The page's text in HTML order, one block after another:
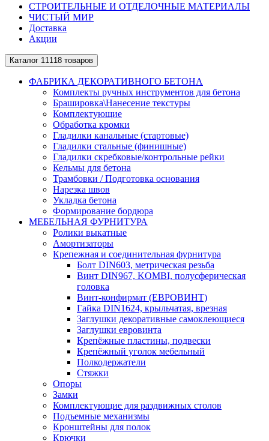
СТРОИТЕЛЬНЫЕ И ОТДЕЛОЧНЫЕ МАТЕРИАЛЫ
ЧИСТЫЙ МИР
Доставка
Акции
Каталог 11118 товаров
ФАБРИКА ДЕКОРАТИВНОГО БЕТОНА
Комплекты ручных инструментов для бетона
Брашировка\Нанесение текстуры
Комплектующие
Обработка кромки
Гладилки канальные (стартовые)
Гладилки стальные (финишные)
Гладилки скребковые/контрольные рейки
Кельмы для бетона
Трамбовки / Подготовка основания
Нарезка швов
Укладка бетона
Формирование бордюра
МЕБЕЛЬНАЯ ФУРНИТУРА
Ролики выкатные
Амортизаторы
Крепежная и соединительная фурнитура
Болт DIN603, метрическая резьба
Винт DIN967, KOMBI, полусферическая
головка
Винт-конфирмат (ЕВРОВИНТ)
Гайка DIN1624, крыльчатая, врезная
Заглушки декоративные самоклеющиеся
Заглушки евровинта
Крепёжные пластины, подвески
Крепёжный уголок мебельный
Полкодержатели
Стяжки
Опоры
Замки
Комплектующие для раздвижных столов
Подъемные механизмы
Кронштейны для полок
Крючки